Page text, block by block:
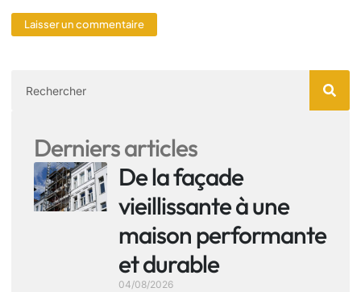
Derniers articles
De la façade
vieillissante à une
maison performante
et durable
04/08/2026